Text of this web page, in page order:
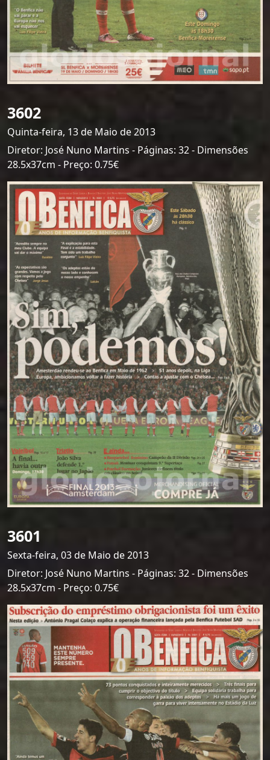
3602
Quinta-feira, 13 de Maio de 2013
Diretor: José Nuno Martins - Páginas: 32 - Dimensões
28.5x37cm - Preço: 0.75€
3601
Sexta-feira, 03 de Maio de 2013
Diretor: José Nuno Martins - Páginas: 32 - Dimensões
28.5x37cm - Preço: 0.75€